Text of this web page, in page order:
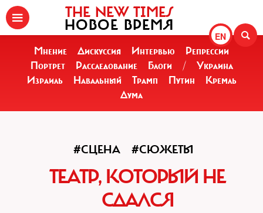
EN
THE NEW TIMES
НОВОЕ ВРЕМЯ
Мнение Дискуссия Интервью
Репрессии
Портрет
Расследование Блоги /
Украина
Израиль
Навальный Трамп Путин
Кремль
Дума
#СЦЕНА #СЮЖЕТЫ
ТЕАТР, КОТОРЫЙ НЕ
СДАЛСЯ